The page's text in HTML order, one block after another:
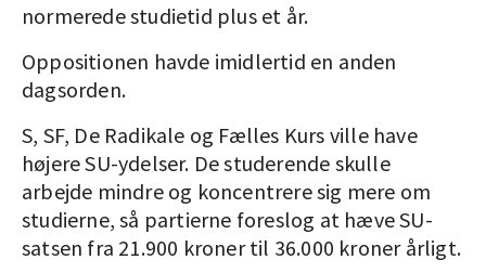
normerede studietid plus et år.
Oppositionen havde imidlertid en anden
dagsorden.
S, SF, De Radikale og Fælles Kurs ville have
højere SU-ydelser. De studerende skulle
arbejde mindre og koncentrere sig mere om
studierne, så partierne foreslog at hæve SU-
satsen fra 21.900 kroner til 36.000 kroner årligt.